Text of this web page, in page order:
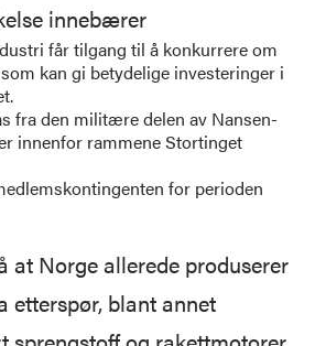
innebærer
får tilgang til å konkurrere om
kan gi betydelige investeringer i
fra den militære delen av Nansen-
innenfor rammene Stortinget
for perioden
at Norge allerede produserer
etterspør, blant annet